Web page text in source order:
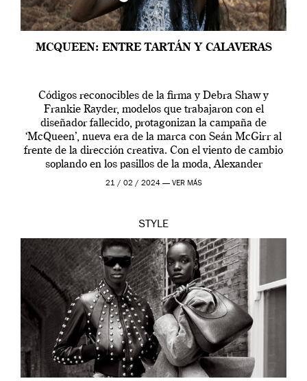
MCQUEEN: ENTRE TARTÁN Y CALAVERAS
Códigos reconocibles de la firma y Debra Shaw y
Frankie Rayder, modelos que trabajaron con el
diseñador fallecido, protagonizan la campaña de
‘McQueen’, nueva era de la marca con Seán McGirr al
frente de la dirección creativa. Con el viento de cambio
soplando en los pasillos de la moda, Alexander
McQueen se prepara para una […]
21 / 02 / 2024 — VER MÁS
STYLE